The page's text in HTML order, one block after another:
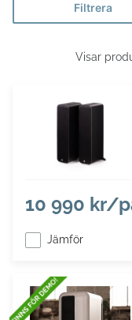
Filtrera
Visar
10 990 kr/
Jämför